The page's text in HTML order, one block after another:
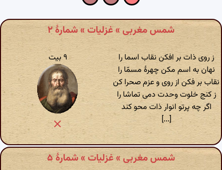
شمس مغربی » غزلیات » شمارهٔ ۲
ز روی ذات بر افکن نقاب اسما را
نهان به اسم مکن چهرۀ مسمّا را
نقاب بر فکن از روی و عزم صحرا کن
ز کنج خلوت وحدت دمی تماشا را
اگر چه پرتو انوار ذات محو کند
[...]
۹ بیت
شمس مغربی » غزلیات » شمارهٔ ۵